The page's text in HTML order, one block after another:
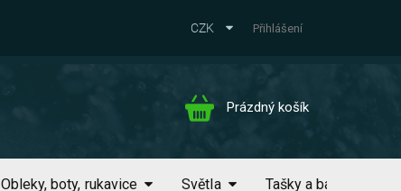
CZK Přihlášení
Nákupní
Prázdný košík
Obleky, boty, rukavice Světla Tašky a batohy